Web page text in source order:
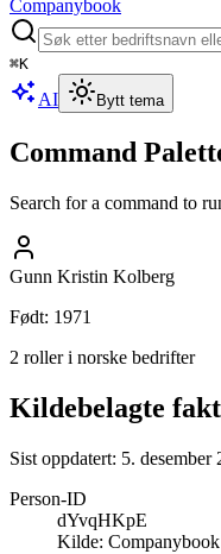
Companybook
⌘K
AI Bytt tema
Command
Search for a command to
Gunn Kristin Kolberg
Født: 1971
2 roller i norske bedrifter
Kildebelagte
Sist oppdatert: 5. desember
Person-ID
dYvqHKpE
Kilde: